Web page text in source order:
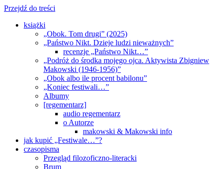
Przejdź do treści
książki
„Obok. Tom drugi” (2025)
„Państwo Nikt. Dzieje ludzi nieważnych”
recenzje „Państwo Nikt…”
„Podróż do środka mojego ojca. Aktywista Zbigniew
Makowski (1946-1956)”
„Obok albo ile procent babilonu”
„Koniec festiwali…”
Albumy
[regementarz]
audio regementarz
o Autorze
makowski & Makowski info
jak kupić „Festiwale…”?
czasopisma
Przegląd filozoficzno-literacki
Brum